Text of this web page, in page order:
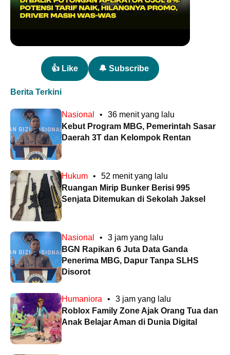
👍 Like 🔔 Subscribe
Berita Terkini
Nasional •
36 menit yang lalu
Kebut Program MBG, Pemerintah Sasar
Daerah 3T dan Kelompok Rentan
Hukum •
52 menit yang lalu
Ruangan Mirip Bunker Berisi 995
Senjata Ditemukan di Sekolah Jaksel
Nasional •
3 jam yang lalu
BGN Rapikan 6 Juta Data Ganda
Penerima MBG, Dapur Tanpa SLHS
Disorot
Humaniora •
3 jam yang lalu
Roblox Family Zone Ajak Orang Tua dan
Anak Belajar Aman di Dunia Digital